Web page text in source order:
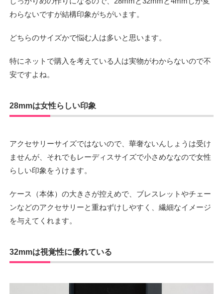
わらないですが結構印象がちがいます。
どちらのサイズかで悩む人は多いと思います。
特にネットで購入を考えている人は実物がわからないので不
安ですよね。
28mmは女性らしい印象
アクセサリーサイズではないので、華奢ないんしょうは受け
ませんが、それでもレーディスサイズで小さめななので女性
らしい印象をうけます。
ケース（本体）の大きさが控えめで、ブレスレットやチェー
ンなどのアクセサリーと重ねずけしやすく、繊細なイメージ
を与えてくれます。
32mmは視覚性に優れている